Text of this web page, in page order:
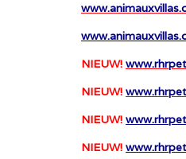
NIEUW!
NIEUW!
NIEUW!
NIEUW!